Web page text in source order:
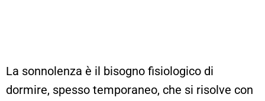
La sonnolenza è il bisogno fisiologico di
dormire, spesso temporaneo, che si risolve con